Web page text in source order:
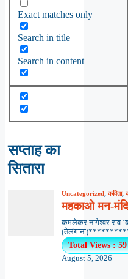
Exact matches only
Search in title
Search in content
सप्ताह का
सितारा
Uncategorized,कविता,
महकाओ मन-
कमलेकर नागेश्वर राव
Total Views : 59
August 5, 2026